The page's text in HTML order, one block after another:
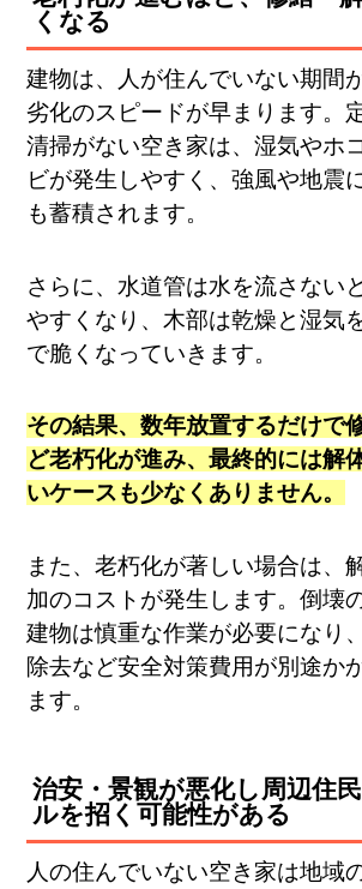
くなる
建物は、人が住んでいない期間
劣化のスピードが早まります​。
清掃がない空き家は、湿気やホ
ビが発生しやすく、強風や地震
も蓄積されます。
さらに、水道管は水を流さない
やすくなり、木部は乾燥と湿気
で脆くなっていきます。
その結果、数年放置するだけで
ど老朽化が進み、最終的には解
いケースも少なくありません。
また、老朽化が著しい場合は、
加のコストが発生します。倒壊
建物は慎重な作業が必要になり
除去など安全対策費用が別途か
ます。
治安・景観が悪化し周辺住
ルを招く可能性がある
人の住んでいない空き家は地域